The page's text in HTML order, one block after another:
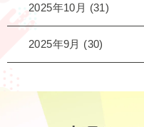
2025年10月 (31)
2025年9月 (30)